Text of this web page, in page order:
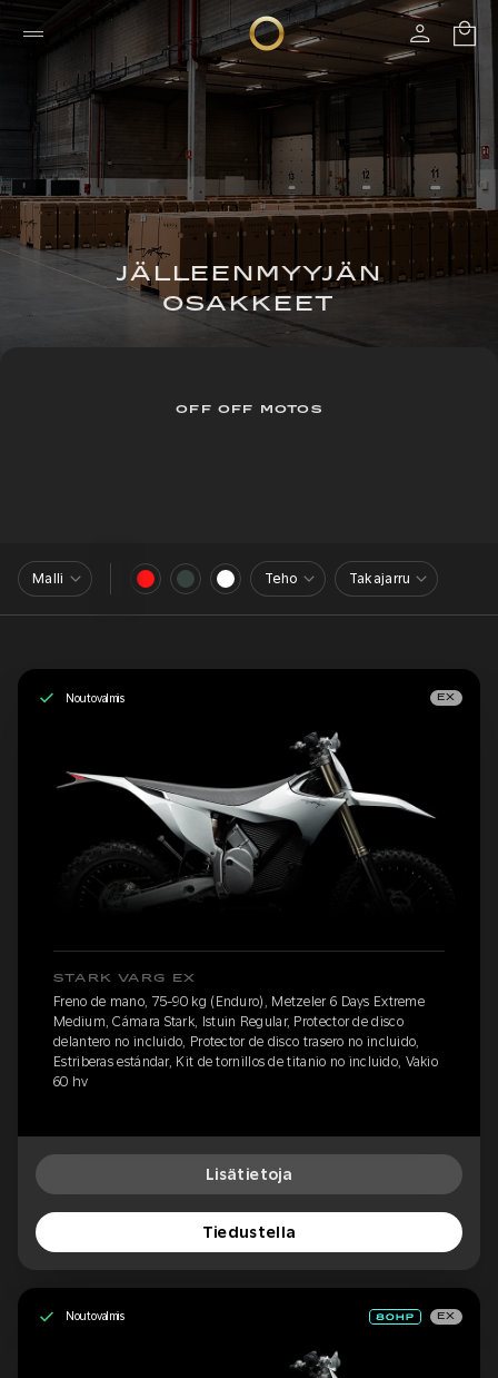
JÄLLEENMYYJÄN
OSAKKEET
OFF OFF MOTOS
Malli Teho Takajarru
Noutovalmis EX
STARK VARG EX
Freno de mano, 75-90 kg (Enduro), Metzeler 6 Days Extreme
Medium, Cámara Stark, Istuin Regular, Protector de disco
delantero no incluido, Protector de disco trasero no incluido,
Estriberas estándar, Kit de tornillos de titanio no incluido, Vakio
60 hv
Lisätietoja
Tiedustella
Noutovalmis EX